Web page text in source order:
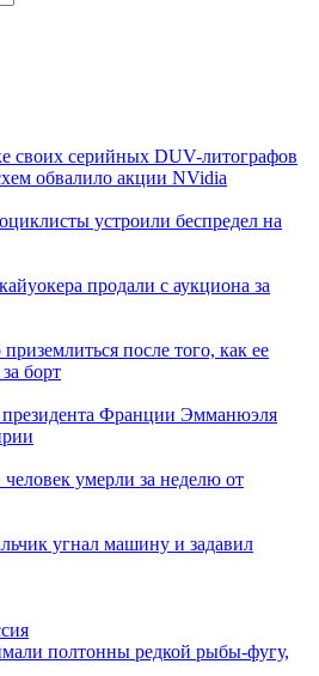
своих серийных DUV-литографов
обвалило акции NVidia
устроили беспредел на
продали с аукциона за
после того, как ее
борт
Франции Эмманюэля
умерли за неделю от
угнал машину и задавил
полтонны редкой рыбы-фугу,